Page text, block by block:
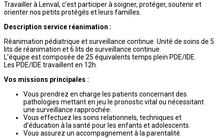
Travailler à Lenval, c’est participer à soigner, protéger, soutenir et
orienter nos petits protégés et leurs familles.
Description service réanimation :
Réanimation pédiatrique et surveillance continue. Unité de soins de 5
lits de réanimation et 6 lits de surveillance continue.
L’équipe est composée de 25 équivalents temps plein PDE/IDE.
Les PDE/IDE travaillent en 12h.
Vos missions principales :
Vous prendrez en charge les patients concernant des
pathologies mettant en jeu le pronostic vital ou nécessitant
une surveillance rapprochée.
Vous effectuez les soins relationnels, techniques et
d’éducation à la santé pour les enfants et adolescents.
Vous assurez un accompagnement à la parentalité.